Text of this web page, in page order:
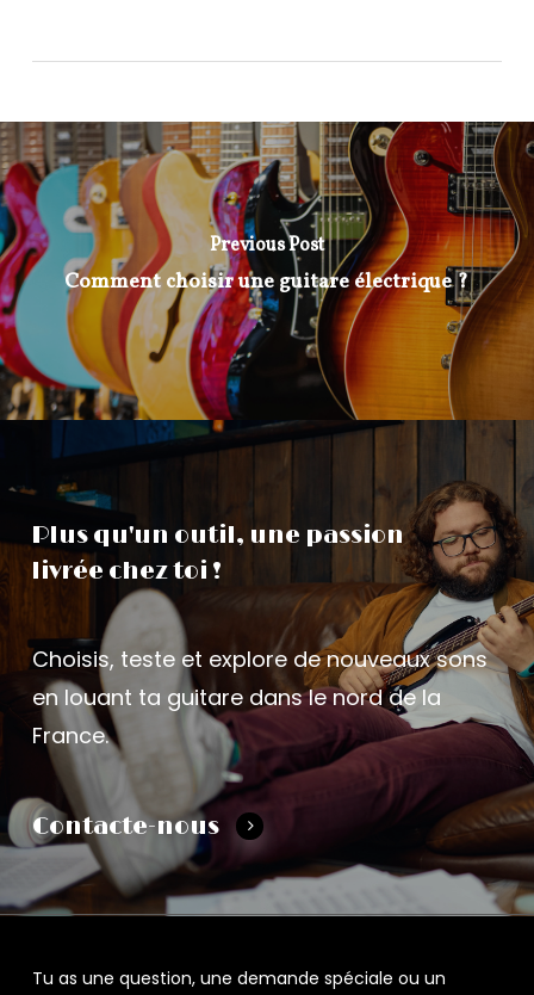
Previous Post
Comment choisir une guitare électrique ?
Plus qu'un outil, une passion
livrée cheztoi !
Choisis, teste et explore de nouveaux sons
en louant ta guitare dans le nord de la
France.
Contacte-nous
Tu as une question, une demande spéciale ou un